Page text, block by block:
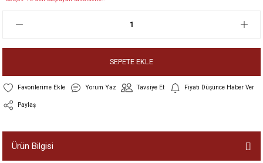
SEPETE EKLE
Yorum Yaz Tavsiye Et Fiyatı Düşünce Haber Ver
Paylaş
Ürün Bilgisi